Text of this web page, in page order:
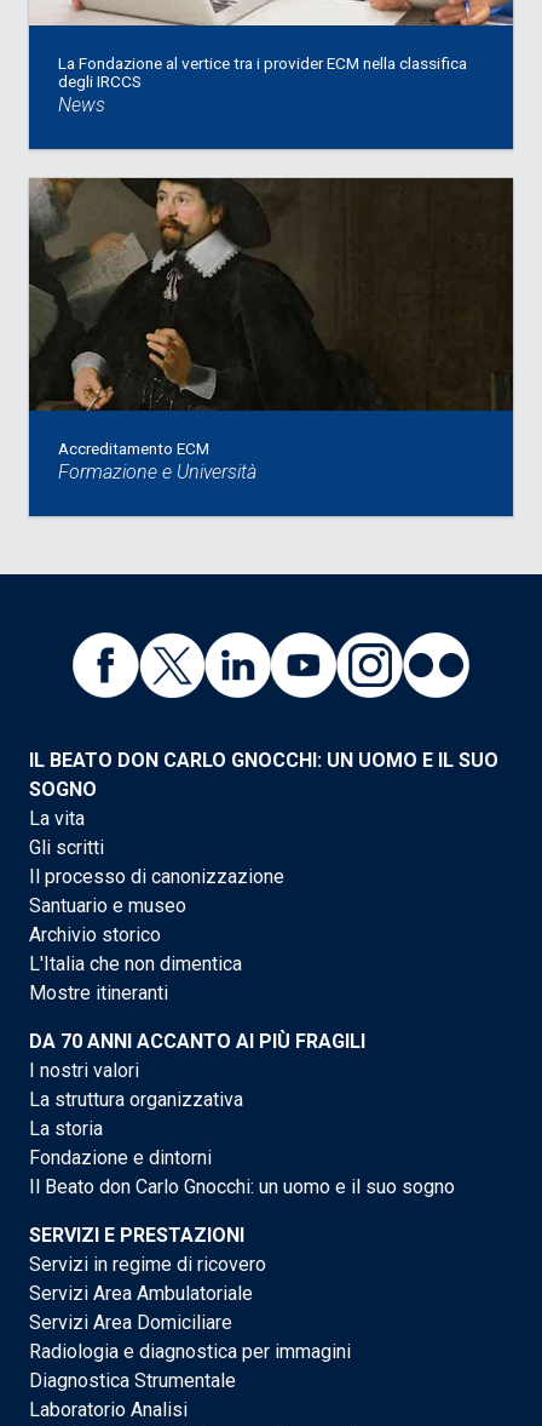
La Fondazione al vertice tra i provider ECM nella classifica
degli IRCCS
News
Accreditamento ECM
Formazione e Università
IL BEATO DON CARLO GNOCCHI: UN UOMO E IL SUO
SOGNO
La vita
Gli scritti
Il processo di canonizzazione
Santuario e museo
Archivio storico
L'Italia che non dimentica
Mostre itineranti
DA 70 ANNI ACCANTO AI PIÙ FRAGILI
I nostri valori
La struttura organizzativa
La storia
Fondazione e dintorni
Il Beato don Carlo Gnocchi: un uomo e il suo sogno
SERVIZI E PRESTAZIONI
Servizi in regime di ricovero
Servizi Area Ambulatoriale
Servizi Area Domiciliare
Radiologia e diagnostica per immagini
Diagnostica Strumentale
Laboratorio Analisi